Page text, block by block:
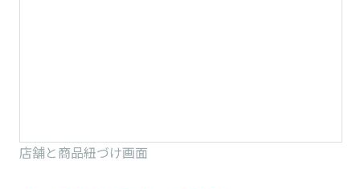
店舗と商品紐づけ画面